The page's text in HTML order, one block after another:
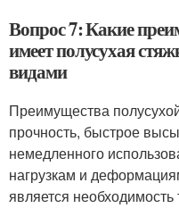
Вопрос 7: Какие
имеет полусухая
видами
Преимущества
прочность, быстрое
немедленного
нагрузкам и
является